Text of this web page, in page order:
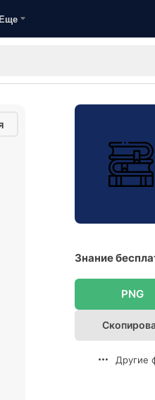
Знание
PNG
Другие